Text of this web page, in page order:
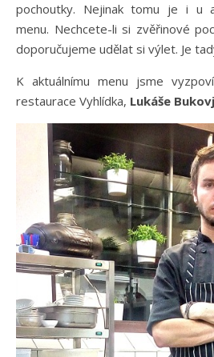
pochoutky. Nejinak tomu je i u
menu. Nechcete-li si zvěřinové
doporučujeme udělat si výlet. Je
K aktuálnímu menu jsme
restaurace Vyhlídka, Lukáše